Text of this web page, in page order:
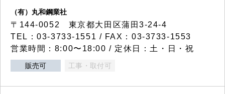
（有）丸和鋼業社
〒144-0052 東京都大田区蒲田3-24-4
TEL：03-3733-1551 / FAX：03-3733-1553
営業時間：8:00〜18:00 / 定休日：土・日・祝
販売可 工事・取付可